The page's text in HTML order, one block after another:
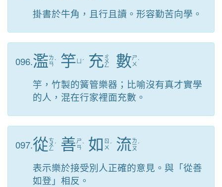
掛書於牛角，且行且讀。形容勤苦向學。
096.濫ㄌ
ㄢˋ 竽 ˊ 充ㄔ
ㄨ
ㄥ 數ㄕ
ㄨ ˋ
竽，竹製的簧管樂器；比喻沒有真才實學
的人，混在行家裡面充數。
097.從ㄘ
ㄨ
ㄥ
ˊ 善ㄕ
ㄢˋ 如 ㄖ
ㄨ ˊ 流ㄌ
ㄧ
ㄡ
ˊ
表示樂於接受別人正確的意見。與「從善
如登」相反。